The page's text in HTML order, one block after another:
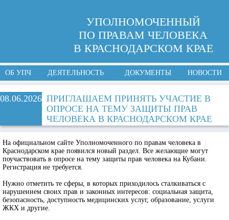
УПОЛНОМОЧЕННЫЙ
ПО ПРАВАМ ЧЕЛОВЕКА
В КРАСНОДАРСКОМ КРАЕ
ОБ УПЧ ДЕЯТЕЛЬНОСТЬ ДОКУМЕНТЫ НОВОСТИ
08.06.2026 ПРИГЛАШАЕМ ПРИНЯТЬ УЧАСТИЕ В
ОПРОСЕ НА ТЕМУ ЗАЩИТЫ ПРАВ
ЧЕЛОВЕКА В КРАСНОДАРСКОМ КРАЕ
На официальном сайте Уполномоченного по правам человека в
Краснодарском крае появился новый раздел. Все желающие могут
поучаствовать в опросе на тему защиты прав человека на Кубани.
Регистрация не требуется.
Нужно отметить те сферы, в которых приходилось сталкиваться с
нарушением своих прав и законных интересов: социальная защита,
безопасность, доступность медицинских услуг, образование, услуги
ЖКХ и другие.